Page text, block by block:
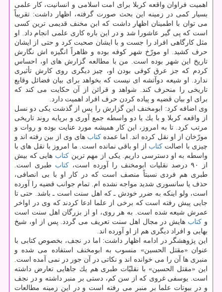
اهمیت فراوان واقعه كربلا برای امت اسلامی و انسانیت، كار علمی
بسیار كمی در زمینه این بحث صورت گرفته، اظهار داشت: تقریباً
می توان با اطمینان اظهار داشت كه ابن مخنف قدیمی ترین كسی
است كه پی گیر عاشورا شد و در این باره كاری علمی انجام داد. او
مثل كارگاهی افراد را جست و با ایشان صحبت كرد و حتی از ایشان
حرف كشید. او مورّخ شهر كوفه بوده و ظاهراً انگیزه اش نگارش
تاریخ این شهر بوده است. من با مطالعه گزارش های او، احساس
كردم كه جز عرق كوفی بودن او، چیز دیگری روی كارش تأثیری
ندارد. او شیعه دوآتشه ای نیست كه بخواهد برای بیان فضائل وقایع
تاریخی را منحرف كند. شواهد و قرائن از آن حكایت می كند كه
برای او بیان قضیه و پیاده كردن حرف افراد اهمیت دارد.
وی اضافه كرد: ابومخنف این گزارش را پس از گذشت یكی دو نسل
از واقعه كربلا و با یك یا دو واسطه جمع آوری و برپایه روند تاریخی
مرتب كرد. تا به امروز، این كار همیشه مورد عنایت بوده و روات و
مورّخان از او نقل كرده اند. اما عمدهكتاب های وی از بین رفته اند و
چیزی با اصالتكتاب از او باقی نمانده است. ما امروز با نقل های با
واسطه به او دسترسی داریم. یكی از مهم ترین كتاب هایی كه بیش
از ۹۰ درصد نقلیات ابومخنف را آورده است،
كتاب طبری است.
طبری هم فردی نسبتاً منصف است كه در كار او با بی انصافی،
حذف یا سانسوری شدید مواجه نشده ام. تمام جوانب قضیه را آورده
است، ولو اینكه به ضرر خودش ـ كه اهل سنت است ـ باشد. حتی تا
جایی پیش رفته است كه برخی از علما ادعا كردند كه وی در اواخر
عمرش شیعه شده است. به هر روی، او از بزرگان اهل سنت است
و كتاب هایش در مجال اهل سنت تعریف می گردد. پس از او، شیخ
بهایی و افراد دیگری هم از او آورده اند.
این پژوهشگر در ادامه اظهار داشت: اما در نجف، بخصوص كتابی با
عنوان «مقتل الحسین» منسوب به ابومخنف استفاده می شده و
منبری ها آن را می خوانده اند و نكاتی در آن جور در نمی آمده است.
این «مقتل الحسین» با نقلیّات طبری هم یك جاهایی تعارض داشته
است. یوسفی غروی كه از سن كم، دستی بر منبر داشته و در نجف
و در بیوتات علما بر منبر می رفته است و در این زمینه مطالعات